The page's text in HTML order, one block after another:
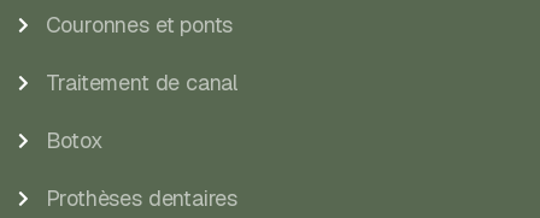
Couronnes et ponts
Traitement de canal
Botox
Prothèses dentaires